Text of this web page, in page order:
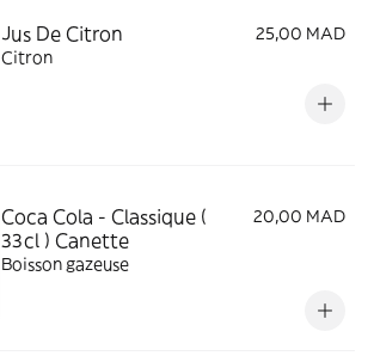
Jus De Citron
25,00 MAD
Citron
Coca Cola - Classique (
33cl ) Canette
20,00 MAD
Boisson gazeuse